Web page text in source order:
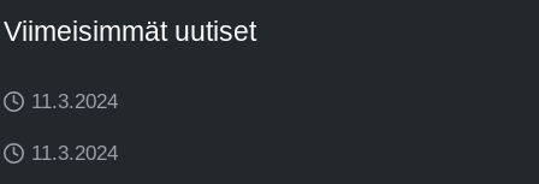
Viimeisimmät uutiset
11.3.2024
11.3.2024